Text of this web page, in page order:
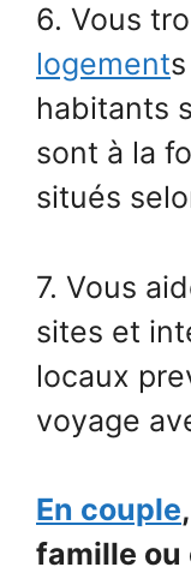
6. Vous
logement
habitants
sont à la
situés
7. Vous
sites et
locaux
voyage
En couple
famille ou